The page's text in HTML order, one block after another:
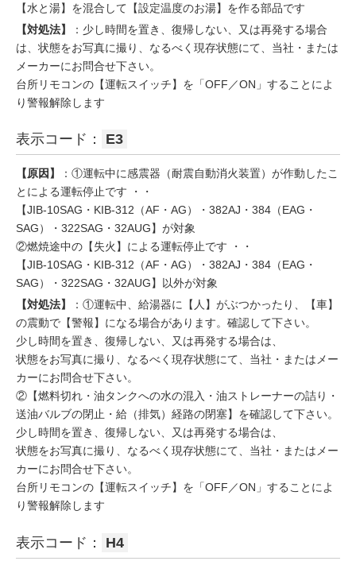
【水と湯】を混合して【設定温度のお湯】を作る部品です
【対処法】
：少し時間を置き、復帰しない、又は再発する場合
は、状態をお写真に撮り、なるべく現存状態にて、当社・または
メーカーにお問合せ下さい。
台所リモコンの【運転スイッチ】を「OFF／ON」することによ
り警報解除します
表示コード： E3
【原因】
：①運転中に感震器（耐震自動消火装置）が作動したこ
とによる運転停止です ・・
【JIB-10SAG・KIB-312（AF・AG）・382AJ・384（EAG・
SAG）・322SAG・32AUG】が対象
②燃焼途中の【失火】による運転停止です ・・
【JIB-10SAG・KIB-312（AF・AG）・382AJ・384（EAG・
SAG）・322SAG・32AUG】以外が対象
【対処法】
：①運転中、給湯器に【人】がぶつかったり、【車】
の震動で【警報】になる場合があります。確認して下さい。
少し時間を置き、復帰しない、又は再発する場合は、
状態をお写真に撮り、なるべく現存状態にて、当社・またはメー
カーにお問合せ下さい。
②【燃料切れ・油タンクへの水の混入・油ストレーナーの詰り・
送油バルブの閉止・給（排気）経路の閉塞】を確認して下さい。
少し時間を置き、復帰しない、又は再発する場合は、
状態をお写真に撮り、なるべく現存状態にて、当社・またはメー
カーにお問合せ下さい。
台所リモコンの【運転スイッチ】を「OFF／ON」することによ
り警報解除します
表示コード： H4